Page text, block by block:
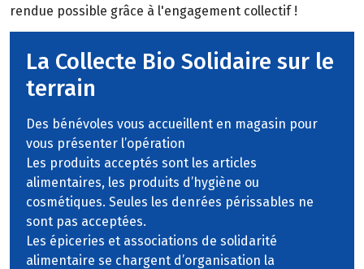
rendue possible grâce à l'engagement collectif !
La Collecte Bio Solidaire sur le
terrain
Des bénévoles vous accueillent en magasin pour
vous présenter l’opération
Les produits acceptés sont les articles
alimentaires, les produits d’hygiène ou
cosmétiques. Seules les denrées périssables ne
sont pas acceptées.
Les épiceries et associations de solidarité
alimentaire se chargent d’organisation la